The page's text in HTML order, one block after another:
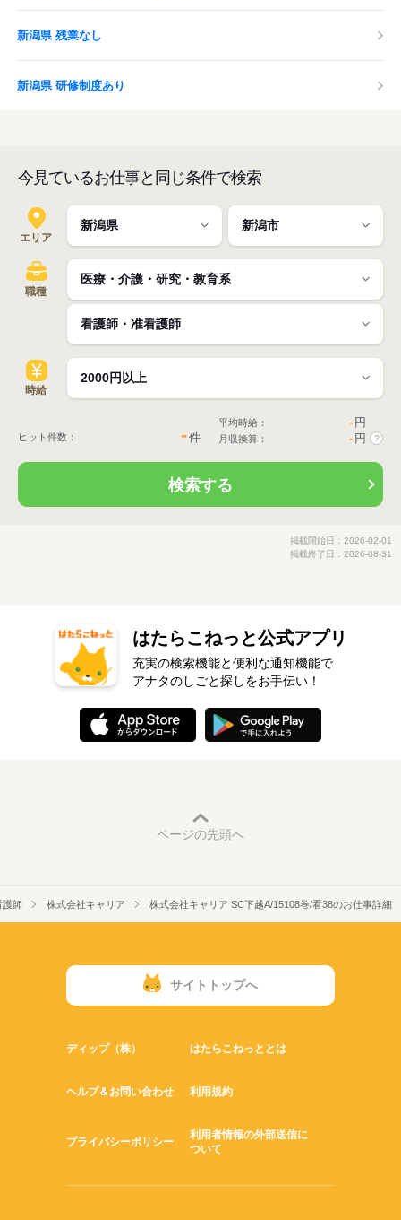
新潟県 残業なし
新潟県 研修制度あり
今見ているお仕事と同じ条件で検索
エリア
職種
時給
ヒット件数： -件
平均時給： - 円
月収換算： - 円 ?
検索する
掲載開始日：2026-02-01
掲載終了日：2026-08-31
はたらこねっと公式アプリ
充実の検索機能と便利な通知機能で
アナタのしごと探しをお手伝い！
ページの先頭へ
護師 株式会社キャリア 株式会社キャリア SC下越A/15108巻/看38のお仕事詳細
サイトトップへ
ディップ（株） はたらこねっととは
ヘルプ＆お問い合わせ 利用規約
プライバシーポリシー
利用者情報の外部送信に
ついて